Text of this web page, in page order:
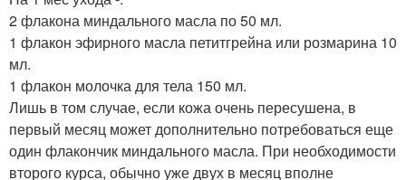
2 флакона миндального масла по 50 мл.
1 флакон эфирного масла петитгрейна или розмарина 10
мл.
1 флакон молочка для тела 150 мл.
Лишь в том случае, если кожа очень пересушена, в
первый месяц может дополнительно потребоваться еще
один флакончик миндального масла. При необходимости
второго курса, обычно уже двух в месяц вполне